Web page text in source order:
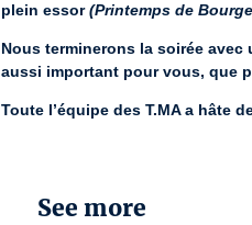
plein essor (Printemps de
Nous terminerons la soirée
aussi important pour vous, que
Toute l’équipe des T.MA a hâte
See more